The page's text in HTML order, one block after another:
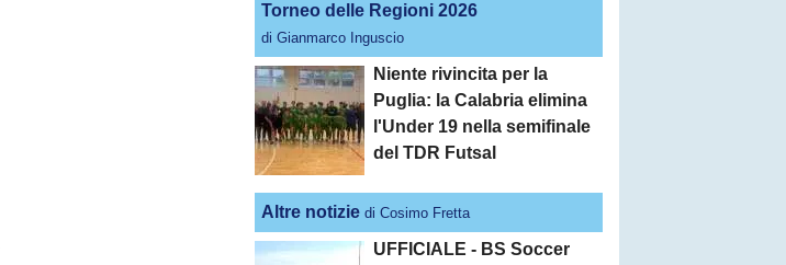
Torneo delle Regioni 2026
di Gianmarco Inguscio
Niente rivincita per la
Puglia: la Calabria elimina
l'Under 19 nella semifinale
del TDR Futsal
Altre notizie di Cosimo Fretta
UFFICIALE - BS Soccer